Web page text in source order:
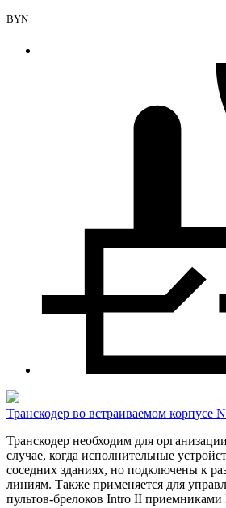
BYN
Транскодер во встраиваемом корпусе
Транскодер необходим для
случае, когда исполнительные
соседних зданиях, но подключены к
линиям. Также применяется для
пультов-брелоков Intro II приемниками